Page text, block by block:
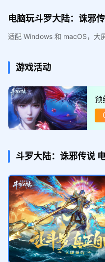
电脑玩斗罗大陆：诛邪
适配 Windows 和 macOS，大
游戏活动
预
赢
斗罗大陆：诛邪传说